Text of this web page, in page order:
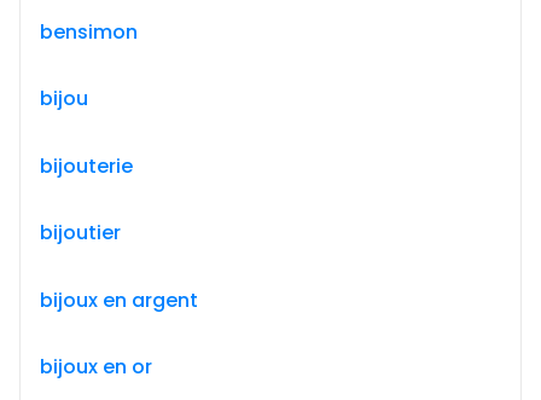
bensimon
bijou
bijouterie
bijoutier
bijoux en argent
bijoux en or